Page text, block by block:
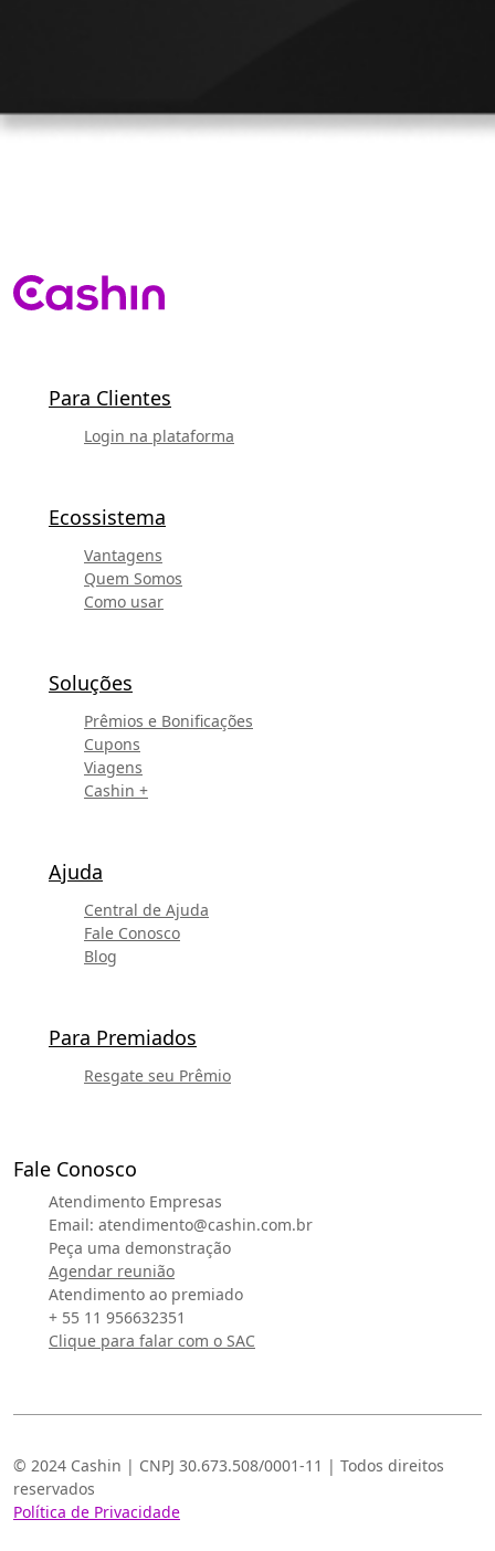
Ecossistema
Vantagens
Quem Somos
Como usar
Soluções
Prêmios e Bonificações
Cupons
Viagens
Cashin +
Ajuda
Central de Ajuda
Fale Conosco
Blog
Para Clientes
Login na plataforma
Para Premiados
Resgate seu Prêmio
Fale Conosco
Atendimento Empresas
Email: atendimento@cashin.com.br
Peça uma demonstração
Agendar reunião
Atendimento ao premiado
+ 55 11 956632351
Clique para falar com o SAC
© 2024 Cashin | CNPJ 30.673.508/0001-11 | Todos direitos
reservados
Política de Privacidade